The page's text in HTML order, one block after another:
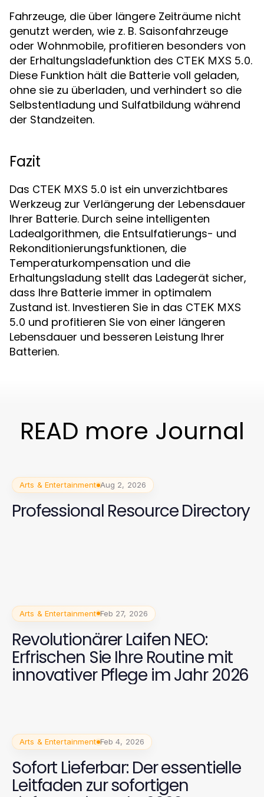
Fahrzeuge, die über längere Zeiträume nicht
genutzt werden, wie z. B. Saisonfahrzeuge
oder Wohnmobile, profitieren besonders von
der Erhaltungsladefunktion des CTEK MXS 5.0.
Diese Funktion hält die Batterie voll geladen,
ohne sie zu überladen, und verhindert so die
Selbstentladung und Sulfatbildung während
der Standzeiten.
Fazit
Das CTEK MXS 5.0 ist ein unverzichtbares
Werkzeug zur Verlängerung der Lebensdauer
Ihrer Batterie. Durch seine intelligenten
Ladealgorithmen, die Entsulfatierungs- und
Rekonditionierungsfunktionen, die
Temperaturkompensation und die
Erhaltungsladung stellt das Ladegerät sicher,
dass Ihre Batterie immer in optimalem
Zustand ist. Investieren Sie in das CTEK MXS
5.0 und profitieren Sie von einer längeren
Lebensdauer und besseren Leistung Ihrer
Batterien.
READ more Journal
Arts & Entertainment Aug 2, 2026
Professional Resource Directory
Arts & Entertainment Feb 27, 2026
Revolutionärer Laifen NEO:
Erfrischen Sie Ihre Routine mit
innovativer Pflege im Jahr 2026
Arts & Entertainment Feb 4, 2026
Sofort Lieferbar: Der essentielle
Leitfaden zur sofortigen